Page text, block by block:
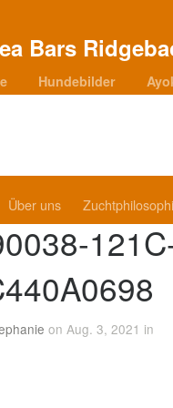
Hundebilder
Über uns
on Aug. 3, 2021 in